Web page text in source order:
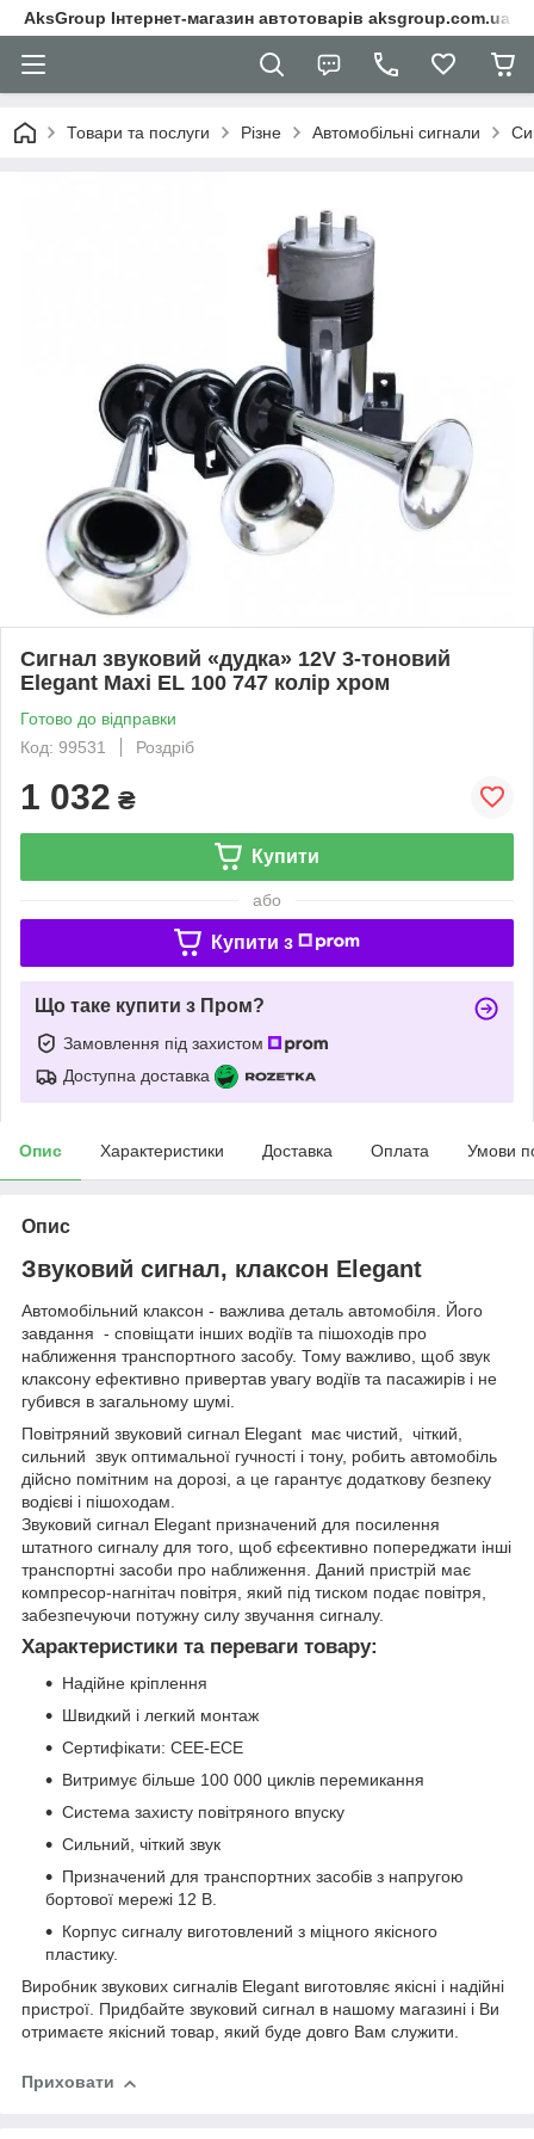
AksGroup Інтернет-магазин автотоварів aksgroup.com.ua
Товари та послуги Різне Автомобільні сигнали
Сигнал звуковий «дудка» 12V 3-тоновий
Elegant Maxi EL 100 747 колір хром
Готово до відправки
Код: 99531
Роздріб
1 032 ₴
Купити
або
Купити з
Що таке купити з Пром?
Замовлення під захистом
Доступна доставка
Опис Характеристики Доставка Оплата Умови
Опис
Звуковий сигнал, клаксон Elegant
Автомобільний клаксон - важлива деталь автомобіля. Його
завдання - сповіщати інших водіїв та пішоходів про
наближення транспортного засобу. Тому важливо, щоб звук
клаксону ефективно привертав увагу водіїв та пасажирів і не
губився в загальному шумі.
Повітряний звуковий сигнал Elegant має чистий, чіткий,
сильний звук оптимальної гучності і тону, робить автомобіль
дійсно помітним на дорозі, а це гарантує додаткову безпеку
водієві і пішоходам.
Звуковий сигнал Elegant призначений для посилення
штатного сигналу для того, щоб єфєективно попереджати інші
транспортні засоби про наближення. Даний пристрій має
компресор-нагнітач повітря, який під тиском подає повітря,
забезпечуючи потужну силу звучання сигналу.
Характеристики та переваги товару:
Надійне кріплення
Швидкий і легкий монтаж
Сертифікати: CEE-ECE
Витримує більше 100 000 циклів перемикання
Система захисту повітряного впуску
Сильний, чіткий звук
Призначений для транспортних засобів з напругою
бортової мережі 12 В.
Корпус сигналу виготовлений з міцного якісного
пластику.
Виробник звукових сигналів Elegant виготовляє якісні і надійні
пристрої. Придбайте звуковий сигнал в нашому магазині і Ви
отримаєте якісний товар, який буде довго Вам служити.
Приховати